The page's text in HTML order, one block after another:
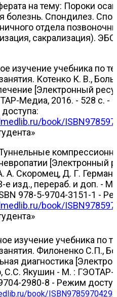
на тему: Пороки
болезнь. Спондилез.
отдела
сакрализация). ЭБС
изучение учебника по
Котенко К. В.,
[Электронный
Медиа, 2016. - 528 с. -
book/
[Электронный
А. Скоромец, Д. Г.
е изд., перераб. и доп. -
978-5-9704-3151-1 -
book/
изучение учебника по
Филоненко С.П.,
диагностика
С.С. Якушин - М. : ГЭОТАР-
2980-8 - Режим
book/